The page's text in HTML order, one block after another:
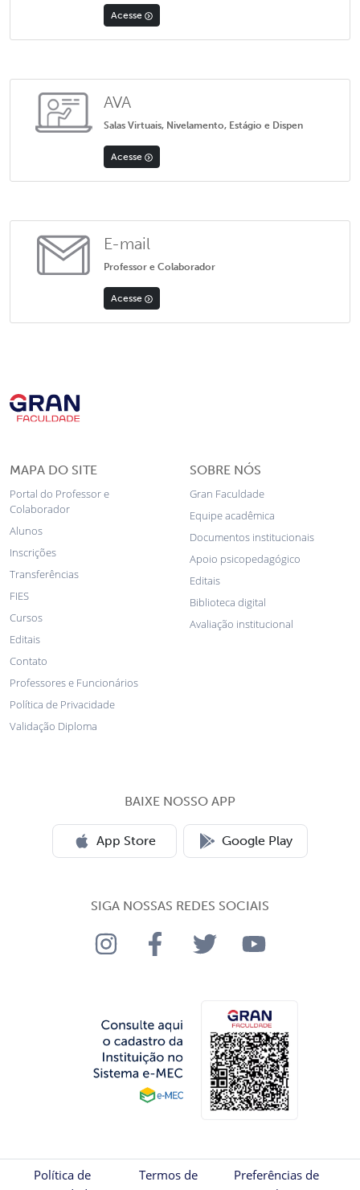
Acesse
AVA
Salas Virtuais, Nivelamento, Estágio e Dispen
Acesse
E-mail
Professor e Colaborador
Acesse
MAPA DO SITE
Portal do Professor e
Colaborador
Alunos
Inscrições
Transferências
FIES
Cursos
Editais
Contato
Professores e Funcionários
Política de Privacidade
Validação Diploma
SOBRE NÓS
Gran Faculdade
Equipe acadêmica
Documentos institucionais
Apoio psicopedagógico
Editais
Biblioteca digital
Avaliação institucional
BAIXE NOSSO APP
App Store Google Play
SIGA NOSSAS REDES SOCIAIS
Política de
Termos de
Preferências de